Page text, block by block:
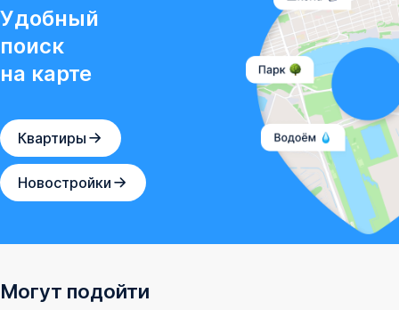
Удобный
поиск
на карте
Квартиры
Новостройки
Могут подойти